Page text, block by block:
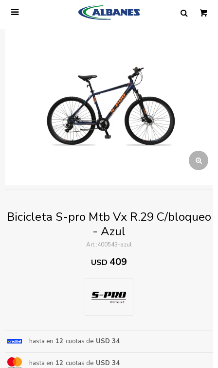

Bicicleta S-pro Mtb Vx R.29 C/bloqueo
- Azul
400543-azul
USD 409
hasta en 12 cuotas de USD 34
hasta en 12 cuotas de USD 34
Correo electrónico